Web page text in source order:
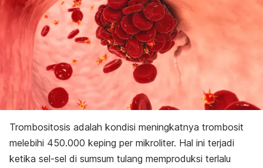
Trombositosis adalah kondisi meningkatnya trombosit
melebihi 450.000 keping per mikroliter. Hal ini terjadi
ketika sel-sel di sumsum tulang memproduksi terlalu